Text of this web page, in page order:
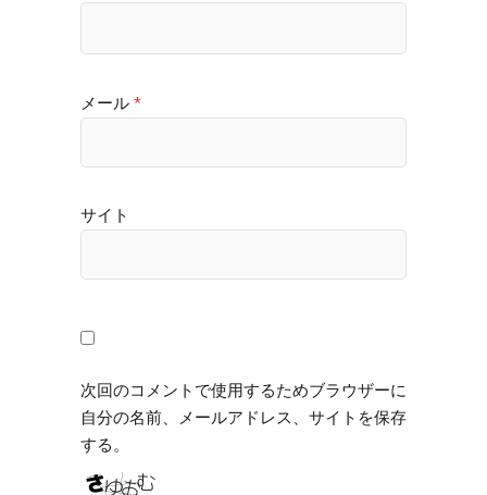
メール *
サイト
次回のコメントで使用するためブラウザーに
自分の名前、メールアドレス、サイトを保存
する。